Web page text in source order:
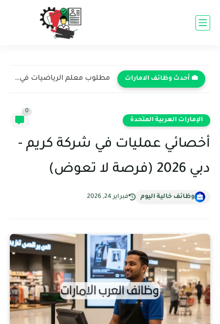
💼 أحدث وظائف الامارات مطلوب معلم الرياضيات في مدرسة ساوث فيو - دبي 2026...
الإمارات العربية المتحدة
0
أخصائي عمليات في شركة كريم -
دبي 2026 (فرصة لا تعوض)
وظائف خالية اليوم فبراير 24, 2026